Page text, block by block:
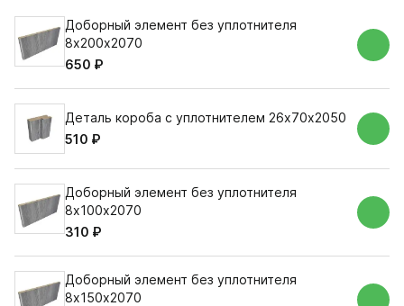
Доборный элемент без уплотнителя
8х200х2070
650 ₽
Деталь короба с уплотнителем 26х70х2050
510 ₽
Доборный элемент без уплотнителя
8х100х2070
310 ₽
Доборный элемент без уплотнителя
8х150х2070